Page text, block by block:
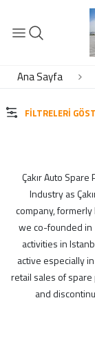
Bmw Yedek Parça
Byd Yedek Parça
DAİHATSU
Daihatsu Yedek
Dfm Dfsk Yedek
Ford Yedek
Geely Yedek
Honda Yedek
Ana Sayfa
FILTRELERI
Çakır Auto
Industry as
company, formerly
we co-founded in
activities in
active especially
retail sales of
and